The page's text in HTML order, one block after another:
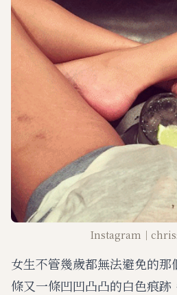
女生不管幾歲都無法避免的
條又一條凹凹凸凸的白色痕